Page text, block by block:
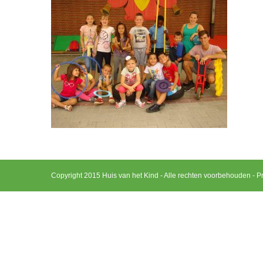
Copyright 2015 Huis van het Kind - Alle rechten voorbehouden -